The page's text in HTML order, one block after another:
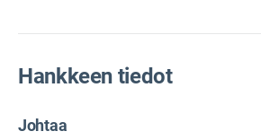
Hankkeen tiedot
Johtaa